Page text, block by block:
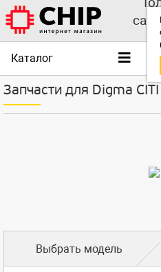
Каталог
Запчасти для Digma
Выбрать модель